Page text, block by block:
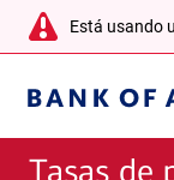
Ir al contenido
warning-
icon
Está usando
Bank
of
America
Tasas de